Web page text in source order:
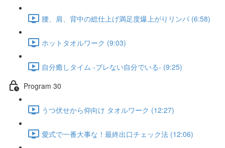
腰、肩、背中の総仕上げ満足度爆上がりリンパ (6:58)
ホットタオルワーク (9:03)
自分癒しタイム -ブレない自分でいる- (9:25)
Program 30
うつ伏せから仰向け タオルワーク (12:27)
愛式で一番大事な！最終出口チェック法 (12:06)